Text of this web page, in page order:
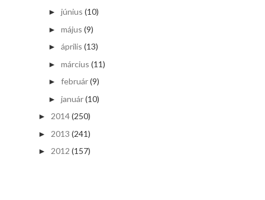
► június (10)
► május (9)
► április (13)
► március (11)
► február(9)
► január(10)
► 2014(250)
► 2013 (241)
► 2012 (157)